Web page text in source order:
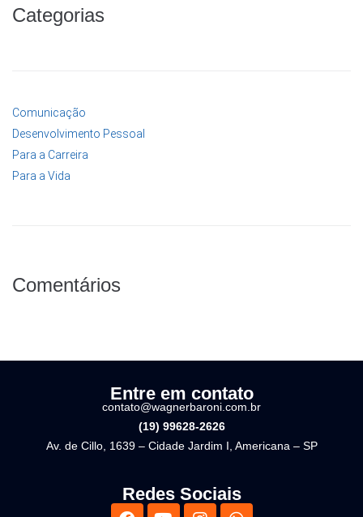
Categorias
Comunicação
Desenvolvimento Pessoal
Para a Carreira
Para a Vida
Comentários
Entre em contato
contato@wagnerbaroni.com.br
(19) 99628-2626
Av. de Cillo, 1639 – Cidade Jardim I, Americana – SP
Redes Sociais